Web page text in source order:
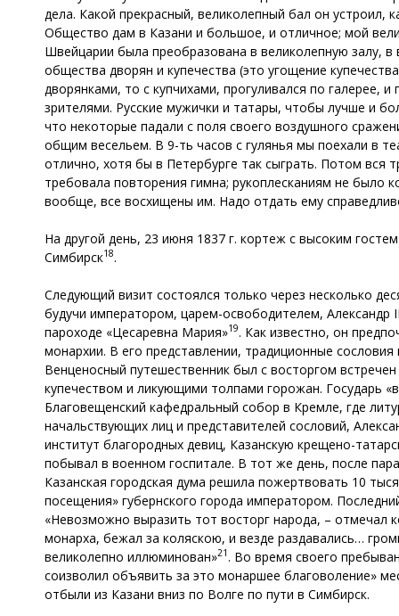
дела. Какой прекрасный, великолепный бал он устроил,
Общество дам в Казани и большое, и отличное; мой
Швейцарии была преобразована в великолепную залу,
общества дворян и купечества (это угощение
дворянками, то с купчихами, прогуливался по
зрителями. Русские мужички и татары, чтобы лучше и
что некоторые падали с поля своего воздушного
общим весельем. В 9-ть часов с гулянья мы поехали в
отлично, хотя бы в Петербурге так сыграть. Потом вся
требовала повторения гимна; рукоплесканиям не было
вообще, все восхищены им. Надо отдать ему
На другой день, 23 июня 1837 г. кортеж с высоким
Симбирск18.
Следующий визит состоялся только через несколько
будучи императором, царем-освободителем, Александр
пароходе «Цесаревна Мария»19. Как известно, он
монархии. В его представлении, традиционные
Венценосный путешественник был с восторгом
купечеством и ликующими толпами горожан. Государь
Благовещенский кафедральный собор в Кремле, где
начальствующих лиц и представителей сословий,
институт благородных девиц, Казанскую крещено-
побывал в военном госпитале. В тот же день, после
Казанская городская дума решила пожертвовать 10
посещения» губернского города императором.
«Невозможно выразить тот восторг народа, – отмечал
монарха, бежал за коляскою, и везде раздавались…
великолепно иллюминован»21 . Во время своего
соизволил объявить за это монаршее благоволение»
отбыли из Казани вниз по Волге по пути в Симбирск.